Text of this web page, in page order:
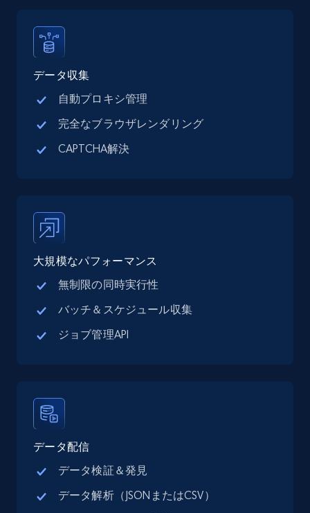
Place id, URL, Country, Name, Category,
Address, Description, Business details, and
more.
Place id, URL, Country, Name, Category,
Address, Description, Business details, and
more.
13.3K+ 1.7K+
Address, Description, Business details, and
more.
データ収集
自動プロキシ管理
完全なブラウザレンダリング
CAPTCHA解決
大規模なパフォーマンス
無制限の同時実行性
バッチ＆スケジュール収集
ジョブ管理API
データ配信
データ検証＆発見
データ解析（JSONまたはCSV）